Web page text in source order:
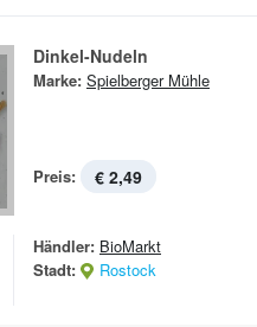
Dinkel-Nudeln
Marke: Spielberger Mühle
Preis: € 2,49
Händler: BioMarkt
Stadt:
Rostock